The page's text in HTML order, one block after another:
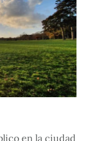
en la ciudad